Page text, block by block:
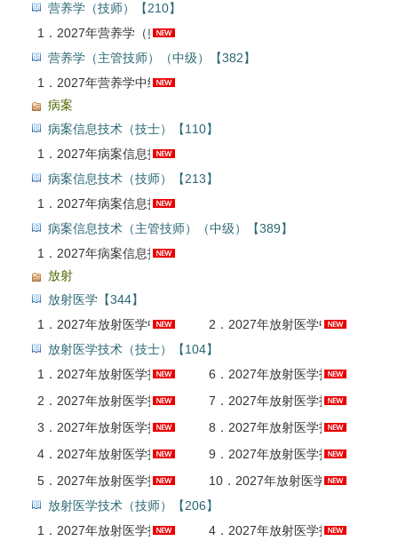
营养学（技师）【210】
1． 2027年营养学（师）考试题库【真题精选＋章节题库＋模拟试题＋冲刺试卷】AI讲解
营养学（主管技师）（中级）【382】
1． 2027年营养学中级职称考试题库【真题精选＋章节题库＋模拟试题＋冲刺试卷】AI讲解
病案
病案信息技术（技士）【110】
1． 2027年病案信息技术（士）考试题库【真题精选＋章节题库＋模拟试题】AI讲解
病案信息技术（技师）【213】
1． 2027年病案信息技术（师）考试题库【真题精选＋章节题库＋模拟试题】AI讲解
病案信息技术（主管技师）（中级）【389】
1． 2027年病案信息技术中级职称考试题库【真题精选＋章节题库＋模拟试题】AI讲解
放射
放射医学【344】
1． 2027年放射医学中级职称考点精讲班 2． 2027年放射医学中级职称考试题库【真题精选＋章节题库＋模拟试题】AI讲解
放射医学技术（技士）【104】
1． 2027年放射医学技术考试《专业实践能力》基础精讲班【士、师、中级通用】 6． 2027年放射医学技术（士）考点精讲班
2． 2027年放射医学技术考试《基础知识》基础精讲班【士、师、中级通用】 7． 2027年放射医学技术（士）考试全套资料【考点手册＋真题精选＋题库＋考前冲刺】
3． 2027年放射医学技术考试《相关专业知识》基础精讲班【士、师、中级通用】 8． 2027年放射医学技术（士）考试题库【历年真题＋章节题库＋模拟试题】AI讲解
4． 2027年放射医学技术考试《专业知识》基础精讲班【士、师、中级通用】 9． 2027年放射医学技术（士）考试考点手册AI讲解
5． 2027年放射医学技术考试基础精讲班（全四科）【士、师、中级通用】 10． 2027年放射医学技术（士）考试冲刺试卷AI讲解
放射医学技术（技师）【206】
1． 2027年放射医学技术（师）考点精讲班 4． 2027年放射医学技术（师）考试考点手册AI讲解